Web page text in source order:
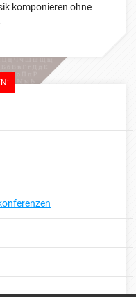
komponieren ohne